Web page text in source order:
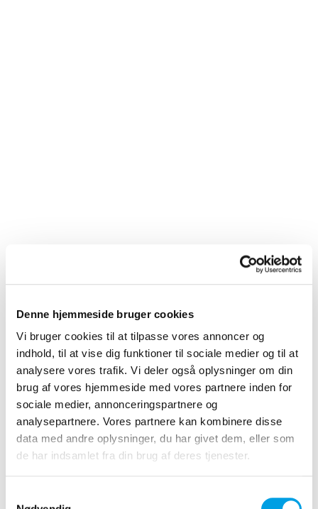
Denne hjemmeside bruger cookies
Vi bruger cookies til at tilpasse vores annoncer og
indhold, til at vise dig funktioner til sociale medier og til at
analysere vores trafik. Vi deler også oplysninger om din
brug af vores hjemmeside med vores partnere inden for
sociale medier, annonceringspartnere og
analysepartnere. Vores partnere kan kombinere disse
data med andre oplysninger, du har givet dem, eller som
de har indsamlet fra din brug af deres tjenester.